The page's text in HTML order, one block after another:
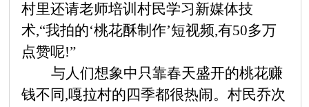
村里还请老师培训村民学习新媒体技
术,“我拍的‘桃花酥制作’短视频,有50多万
点赞呢!”
与人们想象中只靠春天盛开的桃花赚
钱不同,嘎拉村的四季都很热闹。村民乔次